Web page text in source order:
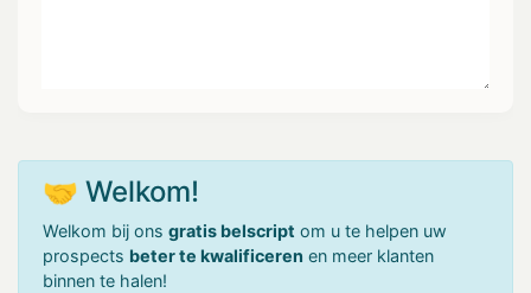
🤝 Welkom!
Welkom bij ons gratis belscript om u te helpen uw
prospects beter te kwalificeren en meer klanten
binnen te halen!